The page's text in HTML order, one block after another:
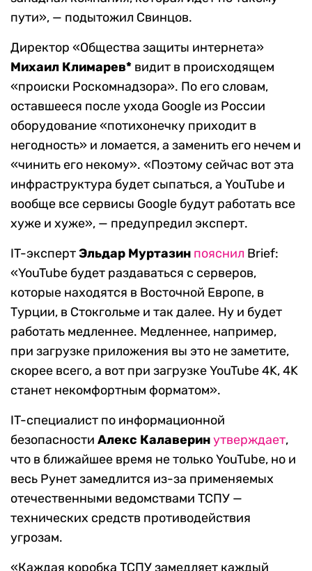
пути», — подытожил Свинцов.
Директор «Общества защиты интернета»
Михаил Климарев* видит в происходящем
«происки Роскомнадзора». По его словам,
оставшееся после ухода Google из России
оборудование «потихонечку приходит в
негодность» и ломается, а заменить его нечем и
«чинить его некому». «Поэтому сейчас вот эта
инфраструктура будет сыпаться, а YouTube и
вообще все сервисы Google будут работать все
хуже и хуже», — предупредил эксперт.
IT-экспертЭльдар Муртазин пояснил Brief:
«YouTube будет раздаваться с серверов,
которые находятся в Восточной Европе, в
Турции, в Стокгольме и так далее. Ну и будет
работать медленнее. Медленнее, например,
при загрузке приложения вы это не заметите,
скорее всего, а вот при загрузке YouTube 4K, 4K
станет некомфортным форматом».
IT-специалист по информационной
безопасности Алекс Калаверинутверждает,
что в ближайшее время не только YouTube, но и
весь Рунет замедлится из-за применяемых
отечественными ведомствами ТСПУ —
технических средств противодействия
угрозам.
«Каждая коробка ТСПУ замедляет каждый